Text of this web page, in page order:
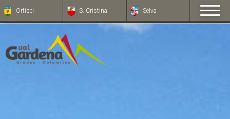
Ortisei S. Cristina Selva